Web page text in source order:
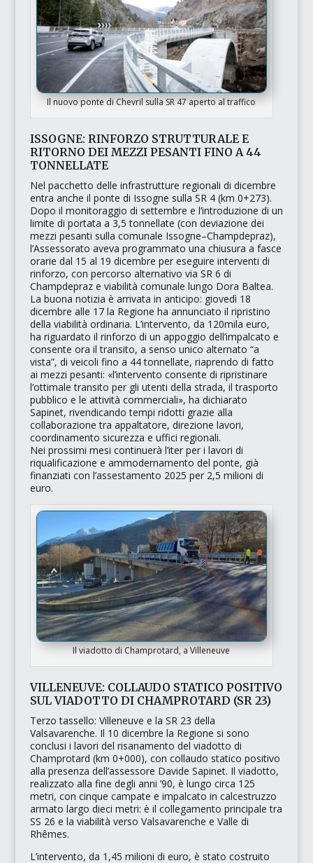
Il nuovo ponte di Chevril sulla SR 47 aperto al traffico
ISSOGNE: RINFORZO STRUTTURALE E
RITORNO DEI MEZZI PESANTI FINO A 44
TONNELLATE
Nel pacchetto delle infrastrutture regionali di dicembre
entra anche il ponte di Issogne sulla SR 4 (km 0+273).
Dopo il monitoraggio di settembre e l’introduzione di un
limite di portata a 3,5 tonnellate (con deviazione dei
mezzi pesanti sulla comunale Issogne–Champdepraz),
l’Assessorato aveva programmato una chiusura a fasce
orarie dal 15 al 19 dicembre per eseguire interventi di
rinforzo, con percorso alternativo via SR 6 di
Champdepraz e viabilità comunale lungo Dora Baltea.
La buona notizia è arrivata in anticipo: giovedì 18
dicembre alle 17 la Regione ha annunciato il ripristino
della viabilità ordinaria. L’intervento, da 120mila euro,
ha riguardato il rinforzo di un appoggio dell’impalcato e
consente ora il transito, a senso unico alternato “a
vista”, di veicoli fino a 44 tonnellate, riaprendo di fatto
ai mezzi pesanti: «l’intervento consente di ripristinare
l’ottimale transito per gli utenti della strada, il trasporto
pubblico e le attività commerciali», ha dichiarato
Sapinet, rivendicando tempi ridotti grazie alla
collaborazione tra appaltatore, direzione lavori,
coordinamento sicurezza e uffici regionali.
Nei prossimi mesi continuerà l’iter per i lavori di
riqualificazione e ammodernamento del ponte, già
finanziati con l’assestamento 2025 per 2,5 milioni di
euro.
Il viadotto di Champrotard, a Villeneuve
VILLENEUVE: COLLAUDO STATICO POSITIVO
SUL VIADOTTO DI CHAMPROTARD (SR 23)
Terzo tassello: Villeneuve e la SR 23 della
Valsavarenche. Il 10 dicembre la Regione si sono
conclusi i lavori del risanamento del viadotto di
Champrotard (km 0+000), con collaudo statico positivo
alla presenza dell’assessore Davide Sapinet. Il viadotto,
realizzato alla fine degli anni ’90, è lungo circa 125
metri, con cinque campate e impalcato in calcestruzzo
armato largo dieci metri: è il collegamento principale tra
SS 26 e la viabilità verso Valsavarenche e Valle di
Rhêmes.
L’intervento, da 1,45 milioni di euro, è stato costruito